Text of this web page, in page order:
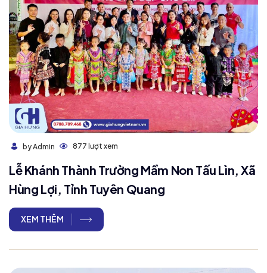
by Admin 877 lượt xem
Lễ Khánh Thành Trường Mầm Non Tấu Lìn, Xã
Hùng Lợi, Tỉnh Tuyên Quang
XEM THÊM